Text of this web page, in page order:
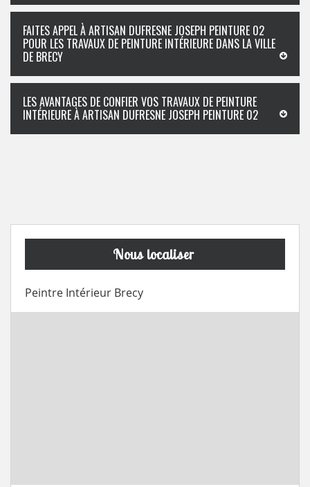
FAITES APPEL À ARTISAN DUFRESNE JOSEPH PEINTURE 02
POUR LES TRAVAUX DE PEINTURE INTÉRIEURE DANS LA VILLE
DE BRECY
LES AVANTAGES DE CONFIER VOS TRAVAUX DE PEINTURE
INTÉRIEURE À ARTISAN DUFRESNE JOSEPH PEINTURE 02
Nous localiser
Peintre Intérieur Brecy